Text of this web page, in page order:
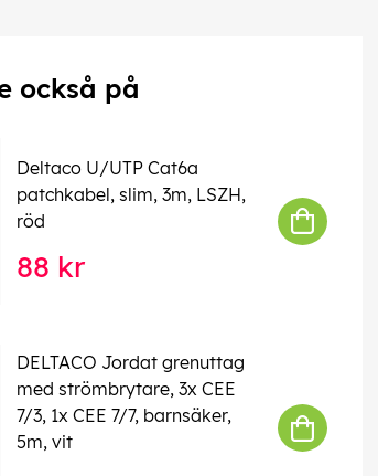
också på
Deltaco U/UTP Cat6a
patchkabel, slim, 3m, LSZH,
röd
88 kr
DELTACO Jordat grenuttag
med strömbrytare, 3x CEE
7/3, 1x CEE 7/7, barnsäker,
5m, vit